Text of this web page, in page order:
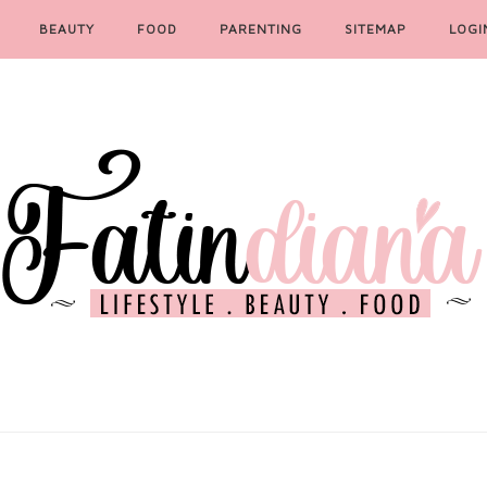
BEAUTY FOOD PARENTING SITEMAP